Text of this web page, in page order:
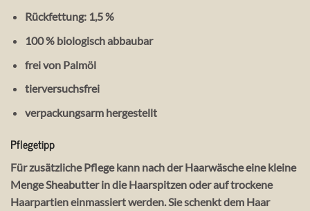
Rückfettung: 1,5 %
100 % biologisch abbaubar
frei von Palmöl
tierversuchsfrei
verpackungsarm hergestellt
Pflegetipp
Für zusätzliche Pflege kann nach der Haarwäsche eine kleine
Menge Sheabutter in die Haarspitzen oder auf trockene
Haarpartien einmassiert werden. Sie schenkt dem Haar